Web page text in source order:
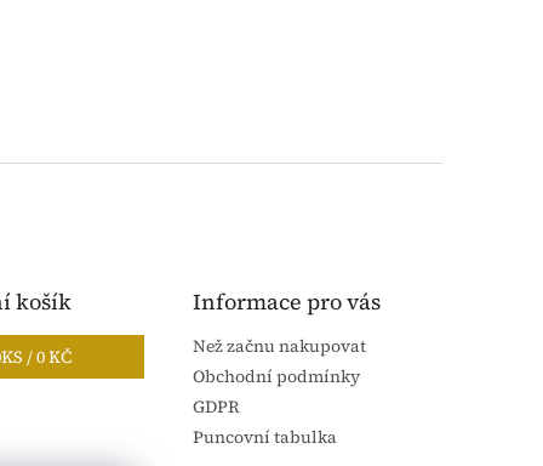
košík
KS /0 KČ
Informace pro vás
Než začnu nakupovat
Obchodní podmínky
GDPR
Puncovní tabulka